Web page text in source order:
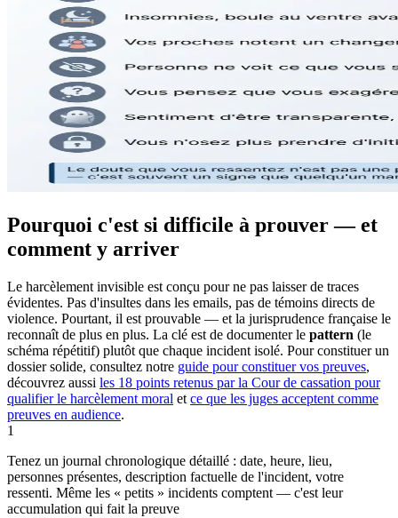
Pourquoi c'est si difficile à prouver — et
comment y arriver
Le harcèlement invisible est conçu pour ne pas laisser de traces
évidentes. Pas d'insultes dans les emails, pas de témoins directs de
violence. Pourtant, il est prouvable — et la jurisprudence française le
reconnaît de plus en plus. La clé est de documenter le pattern (le
schéma répétitif) plutôt que chaque incident isolé. Pour constituer un
dossier solide, consultez notre guide pour constituer vos preuves,
découvrez aussi les 18 points retenus par la Cour de cassation pour
qualifier le harcèlement moral et ce que les juges acceptent comme
preuves en audience.
1
Tenez un journal chronologique détaillé : date, heure, lieu,
personnes présentes, description factuelle de l'incident, votre
ressenti. Même les « petits » incidents comptent — c'est leur
accumulation qui fait la preuve